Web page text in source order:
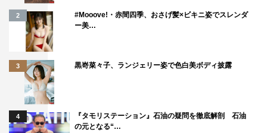
（段田安則）が大慌てでレオの部屋へ。すると、レオの顔
をのぞき込んだネルラの頭に、15年前の事件の日、元婚約
者の布勢夕人（玉置玲央）が横たわっている姿がフラッシ
病院でレオに付き添っていたネルラは幸太郎に、「やっぱ
り私が布勢を殺したのかもしれない」と言い始める。そし
て、布勢を殺したとして出頭し、逮捕された叔父の考（岡
部たかし）は「私をかばったんだと思う」と告げる。
2
#Mooove!・赤間四季、おさげ髪×ビキニ姿でスレンダ
ー美…
3 黒嵜菜々子、ランジェリー姿で色白美ボディ披露
4
『タモリステーション』石油の疑問を徹底解剖 石油
の元となる“…